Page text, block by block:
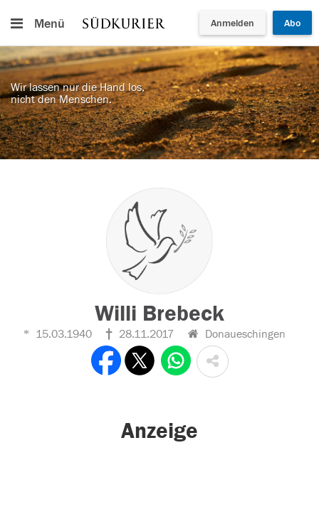
Menü Anmelden Abo
Wir lassen nur die Hand los,
nicht den Menschen.
Willi Brebeck
15.03.1940 28.11.2017 Donaueschingen
Anzeige